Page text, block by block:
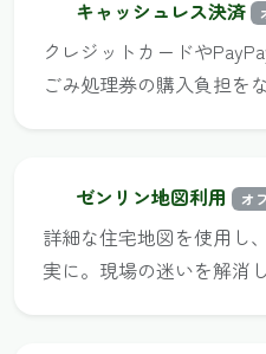
キャッシュレス決済
クレジットカードや
ごみ処理券の購入負担を
ゼンリン地図利用 オ
詳細な住宅地図を使用し
実に。現場の迷いを解消